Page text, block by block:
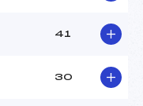
41
30